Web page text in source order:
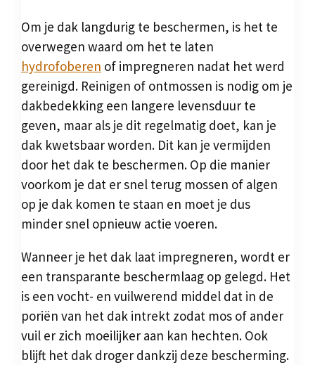
Om je dak langdurig te beschermen, is het te
overwegen waard om het te laten
hydrofoberen of impregneren nadat het werd
gereinigd. Reinigen of ontmossen is nodig om je
dakbedekking een langere levensduur te
geven, maar als je dit regelmatig doet, kan je
dak kwetsbaar worden. Dit kan je vermijden
door het dak te beschermen. Op die manier
voorkom je dat er snel terug mossen of algen
op je dak komen te staan en moet je dus
minder snel opnieuw actie voeren.
Wanneer je het dak laat impregneren, wordt er
een transparante beschermlaag op gelegd. Het
is een vocht- en vuilwerend middel dat in de
poriën van het dak intrekt zodat mos of ander
vuil er zich moeilijker aan kan hechten. Ook
blijft het dak droger dankzij deze bescherming.